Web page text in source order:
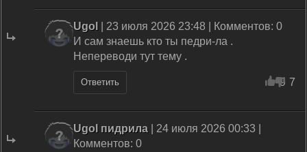
Ugol | 23 июля 2026 23:48 | Комментов: 0
И сам знаешь кто ты педри-ла .
Непереводи тут тему .
Ответить 9 7
Ugol пидрила | 24 июля 2026 00:33 |
Комментов: 0